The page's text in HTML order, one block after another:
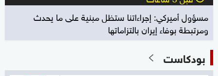
مسؤول أميركي: إجراءاتنا ستظل مبنية على ما يحدث
ومرتبطة بوفاء إيران بالتزاماتها
بودكاست